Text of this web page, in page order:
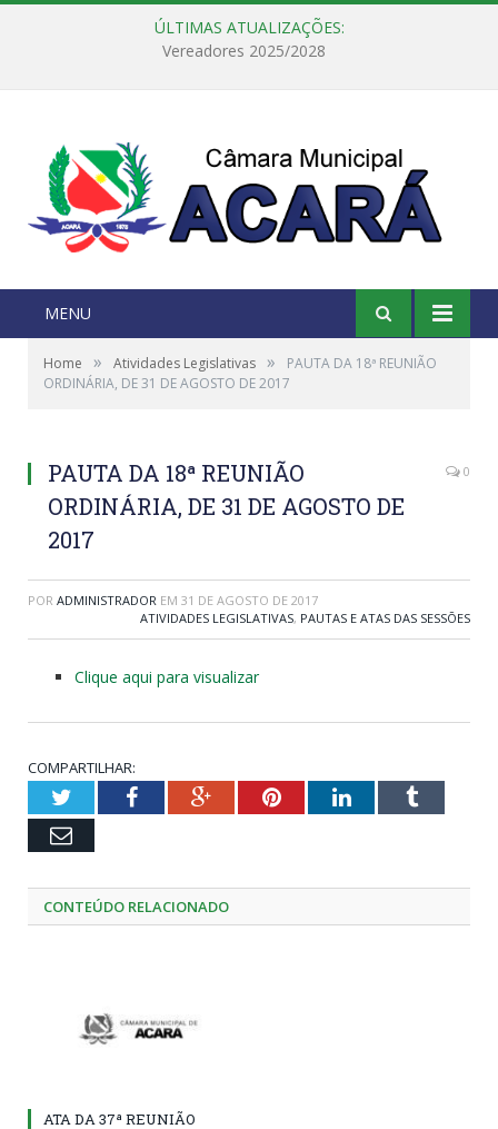
ÚLTIMAS ATUALIZAÇÕES:
MENU
Home » Atividades Legislativas »
PAUTA DA 18ª REUNIÃO
ORDINÁRIA, DE 31 DE AGOSTO DE 2017
PAUTA DA 18ª REUNIÃO
ORDINÁRIA, DE 31 DE AGOSTO DE
2017
0
POR ADMINISTRADOR EM 31 DE AGOSTO DE 2017
ATIVIDADES LEGISLATIVAS, PAUTAS E ATAS DAS SESSÕES
Clique aqui para visualizar
COMPARTILHAR:
TwitterFacebookGoogle+PinterestLinkedInTumblr
Email
CONTEÚDO RELACIONADO
ATA DA 37ª REUNIÃO